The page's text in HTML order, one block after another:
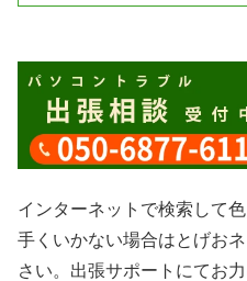
インターネットで検索して
手くいかない場合はとげお
さい。出張サポートにてお